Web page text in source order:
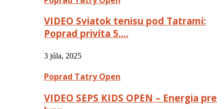
VIDEO Sviatok tenisu pod Tatrami:
Poprad privíta 5….
3 júla, 2025
Poprad Tatry Open
VIDEO SEPS KIDS OPEN – Energia pre